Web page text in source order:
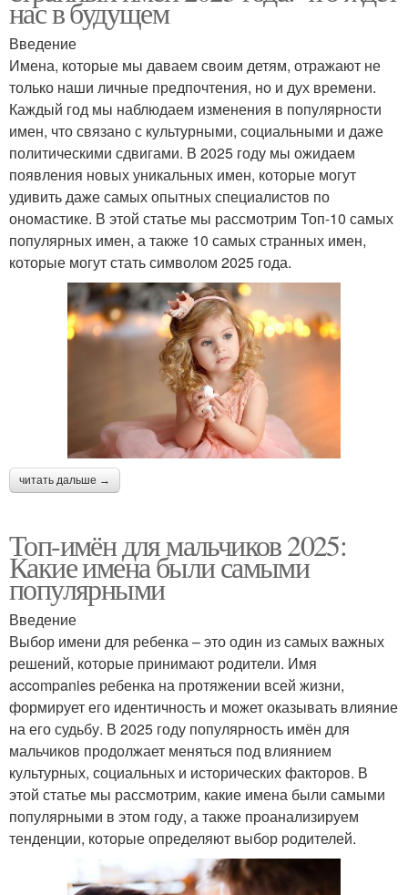
нас в будущем
Введение
Имена, которые мы даваем своим детям, отражают не
только наши личные предпочтения, но и дух времени.
Каждый год мы наблюдаем изменения в популярности
имен, что связано с культурными, социальными и даже
политическими сдвигами. В 2025 году мы ожидаем
появления новых уникальных имен, которые могут
удивить даже самых опытных специалистов по
ономастике. В этой статье мы рассмотрим Топ-10 самых
популярных имен, а также 10 самых странных имен,
которые могут стать символом 2025 года.
читать дальше →
Топ-имён для мальчиков 2025:
Какие имена были самыми
популярными
Введение
Выбор имени для ребенка – это один из самых важных
решений, которые принимают родители. Имя
accompanies ребенка на протяжении всей жизни,
формирует его идентичность и может оказывать влияние
на его судьбу. В 2025 году популярность имён для
мальчиков продолжает меняться под влиянием
культурных, социальных и исторических факторов. В
этой статье мы рассмотрим, какие имена были самыми
популярными в этом году, а также проанализируем
тенденции, которые определяют выбор родителей.